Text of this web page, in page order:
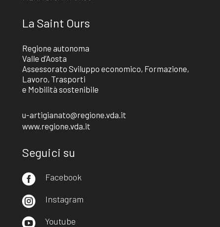
La Saint Ours
Regione autonoma
Valle d’Aosta
Assessorato Sviluppo economico, Formazione,
Lavoro, Trasporti
e Mobilità sostenibile
u-artigianato@regione.vda.it
www.regione.vda.it
Seguici su
 Facebook
 Instagram
 Youtube